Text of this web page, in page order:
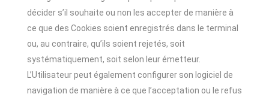
décider s’il souhaite ou non les accepter de manière à
ce que des Cookies soient enregistrés dans le terminal
ou, au contraire, qu’ils soient rejetés, soit
systématiquement, soit selon leur émetteur.
L’Utilisateur peut également configurer son logiciel de
navigation de manière à ce que l’acceptation ou le refus